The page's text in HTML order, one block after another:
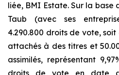
liée, BMI Estate. Sur la
Taub (avec ses
4.290.800 droits de vote,
attachés à des titres et
assimilés, représentant
droits de vote en date